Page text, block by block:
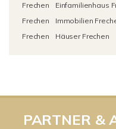
Frechen
Einfamilienhaus
Frechen
Immobilien
Frechen
Häuser Frechen
PARTNER &